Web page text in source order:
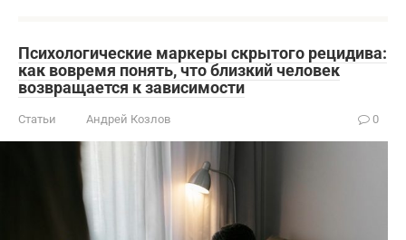
Психологические маркеры скрытого рецидива:
как вовремя понять, что близкий человек
возвращается к зависимости
Статьи Андрей Козлов 0